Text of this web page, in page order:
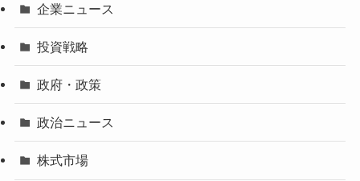
企業ニュース
投資戦略
政府・政策
政治ニュース
株式市場